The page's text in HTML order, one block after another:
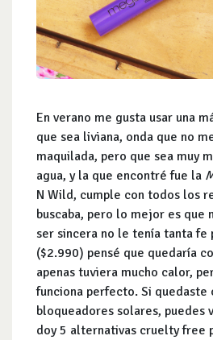
En verano me gusta usar una
que sea liviana, onda que no
maquilada, pero que sea muy
agua, y la que encontré fue la
N Wild, cumple con todos los
buscaba, pero lo mejor es que
ser sincera no le tenía tanta fe
($2.990) pensé que quedaría
apenas tuviera mucho calor,
funciona perfecto. Si quedaste
bloqueadores solares, puedes
doy 5 alternativas cruelty free